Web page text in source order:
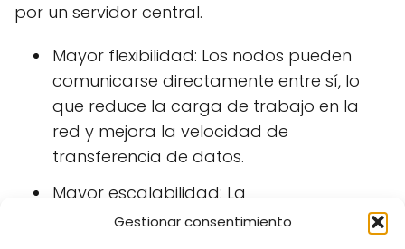
Gestionar consentimiento
por un servidor central.
Mayor flexibilidad: Los nodos pueden
comunicarse directamente entre sí, lo
que reduce la carga de trabajo en la
red y mejora la velocidad de
transferencia de datos.
Mayor escalabilidad: La
descentralización y la autonomía de los